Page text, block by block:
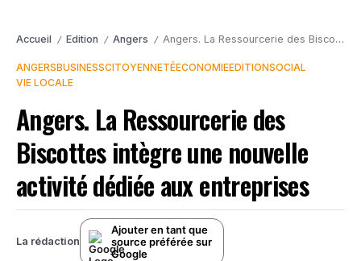
Accueil / Edition / Angers / Angers. La Ressourcerie des Biscottes intègre une nouvelle activité dédiée aux entreprises
ANGERSBUSINESSCITOYENNETÉECONOMIEEDITIONSOCIAL
VIE LOCALE
Angers. La Ressourcerie des
Biscottes intègre une nouvelle
activité dédiée aux entreprises
La rédaction
Ajouter en tant que
source préférée sur
Google